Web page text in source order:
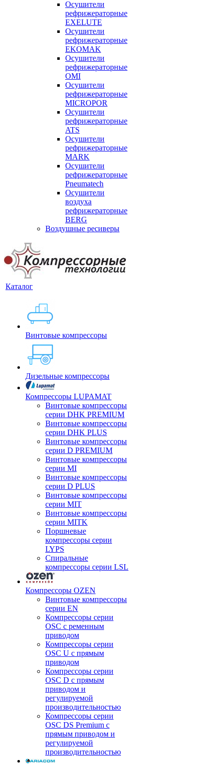
Осушители
рефрижераторные
EXELUTE
Осушители
рефрижераторные
EKOMAK
Осушители
рефрижераторные
OMI
Осушители
рефрижераторные
MICROPOR
Осушители
рефрижераторные
ATS
Осушители
рефрижераторные
MARK
Осушители
рефрижераторные
Pneumatech
Осушители
воздуха
рефрижераторные
BERG
Воздушные ресиверы
Каталог
Винтовые компрессоры
Дизельные компрессоры
Компрессоры LUPAMAT
Винтовые компрессоры
серии DHK PREMIUM
Винтовые компрессоры
серии DHK PLUS
Винтовые компрессоры
серии D PREMIUM
Винтовые компрессоры
серии MI
Винтовые компрессоры
серии D PLUS
Винтовые компрессоры
серии MIT
Винтовые компрессоры
серии MITK
Поршневые
компрессоры серии
LYPS
Спиральные
компрессоры серии LSL
Компрессоры OZEN
Винтовые компрессоры
серии EN
Компрессоры серии
OSC с ременным
приводом
Компрессоры серии
OSC U с прямым
приводом
Компрессоры серии
OSC D с прямым
приводом и
регулируемой
производительностью
Компрессоры серии
OSC DS Premium с
прямым приводом и
регулируемой
производительностью